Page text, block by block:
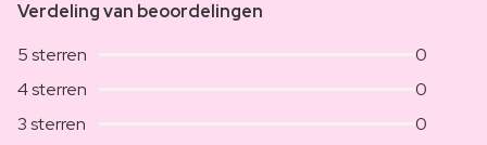
Verdeling van beoordelingen
5 sterren
0
4 sterren
0
3 sterren
0